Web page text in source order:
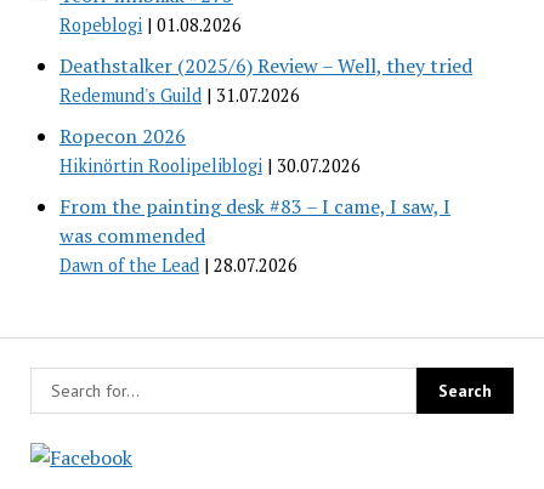
Ropeblogi 01.08.2026
Deathstalker (2025/6) Review – Well, they tried
Redemund's Guild 31.07.2026
Ropecon 2026
Hikinörtin Roolipeliblogi 30.07.2026
From the painting desk #83 – I came, I saw, I
was commended
Dawn of the Lead 28.07.2026